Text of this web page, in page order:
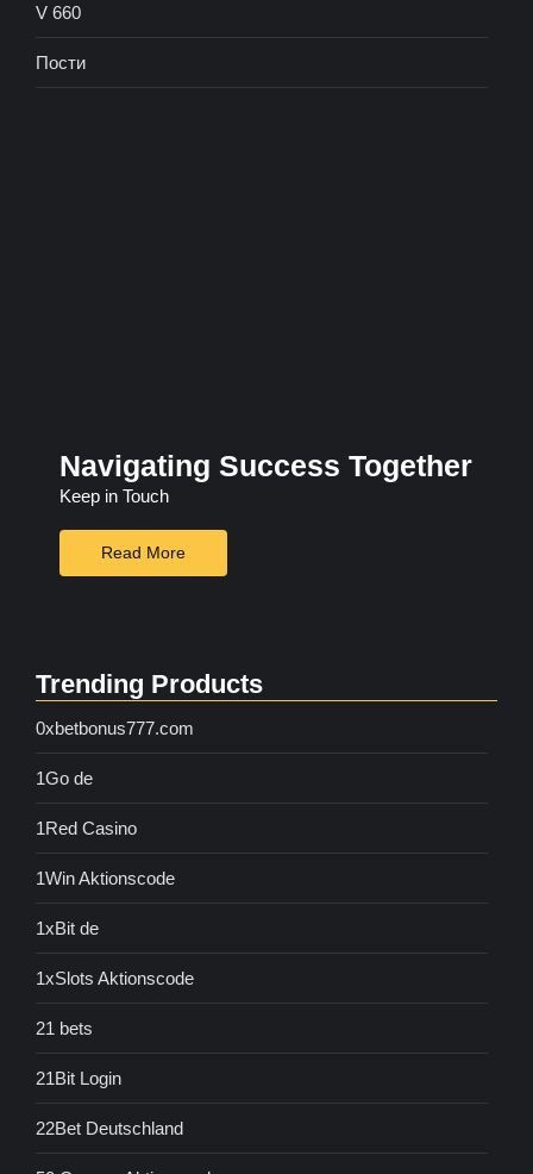
V 660
Пости
Navigating Success Together
Keep in Touch
Read More
Trending Products
0xbetbonus777.com
1Go de
1Red Casino
1Win Aktionscode
1xBit de
1xSlots Aktionscode
21 bets
21Bit Login
22Bet Deutschland